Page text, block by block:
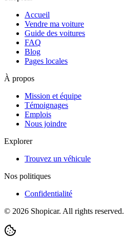
Accueil
Vendre ma voiture
Guide des voitures
FAQ
Blog
Pages locales
À propos
Mission et équipe
Témoignages
Emplois
Nous joindre
Explorer
Trouvez un véhicule
Nos politiques
Confidentialité
© 2026 Shopicar. All rights reserved.